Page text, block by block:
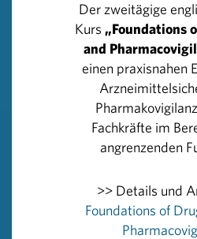
Diese Auflistung erhebt keinen
Vollständigkeit, es werden
Der zweitägige
Kurs „Foundations
and
einen praxisnahen
Fachkräfte im
angrenzenden
>> Details und
Foundations of